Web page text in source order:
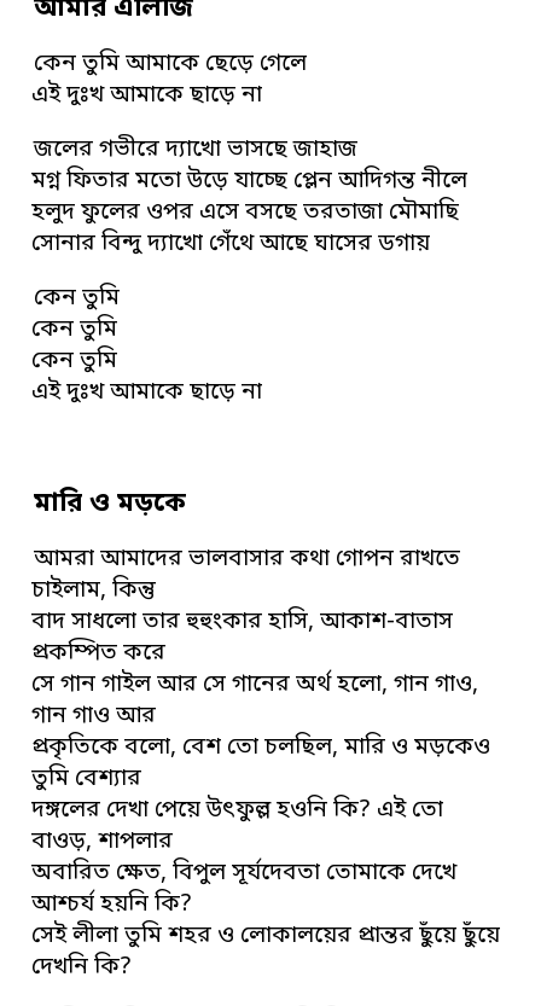
আমার এলিজি
কেন তুমি আমাকে ছেড়ে গেলে
এই দুঃখ আমাকে ছাড়ে না
জলের গভীরে দ্যাখো ভাসছে জাহাজ
মগ্ন ফিতার মতো উড়ে যাচ্ছে প্লেন আদিগন্ত নীলে
হলুদ ফুলের ওপর এসে বসছে তরতাজা মৌমাছি
সোনার বিন্দু দ্যাখো গেঁথে আছে ঘাসের ডগায়
কেন তুমি
কেন তুমি
কেন তুমি
এই দুঃখ আমাকে ছাড়ে না
মারি ও মড়কে
আমরা আমাদের ভালবাসার কথা গোপন রাখতে
চাইলাম, কিন্তু
বাদ সাধলো তার হুহুংকার হাসি, আকাশ-বাতাস
প্রকম্পিত করে
সে গান গাইল আর সে গানের অর্থ হলো, গান গাও,
গান গাও আর
প্রকৃতিকে বলো, বেশ তো চলছিল, মারি ও মড়কেও
তুমি বেশ্যার
দঙ্গলের দেখা পেয়ে উৎফুল্ল হওনি কি? এই তো
বাওড়, শাপলার
অবারিত ক্ষেত, বিপুল সূর্যদেবতা তোমাকে দেখে
আশ্চর্য হয়নি কি?
সেই লীলা তুমি শহর ও লোকালয়ের প্রান্তর ছুঁয়ে ছুঁয়ে
দেখনি কি?